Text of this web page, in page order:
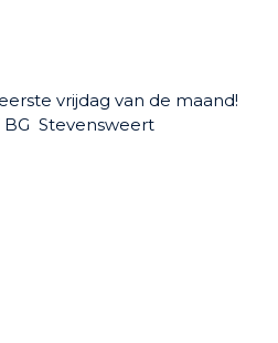
vrijdag van de maand!
BG Stevensweert